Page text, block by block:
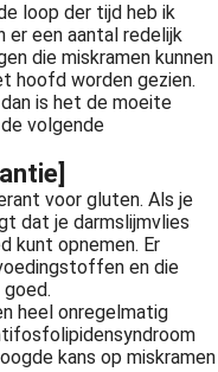
loop der tijd heb ik
er een aantal redelijk
die miskramen kunnen
hoofd worden gezien.
is het de moeite
volgende
voor gluten. Als je
dat je darmslijmvlies
kunt opnemen. Er
en die
heel onregelmatig
kans op miskramen